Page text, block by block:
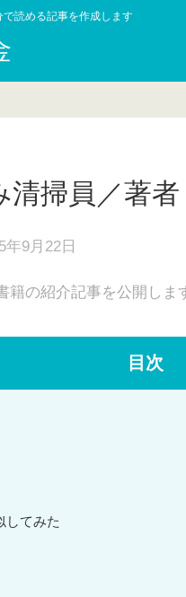
読める記事を作成します
掃員／著
年9月22日
の紹介記事を公開しま
目次
してみた